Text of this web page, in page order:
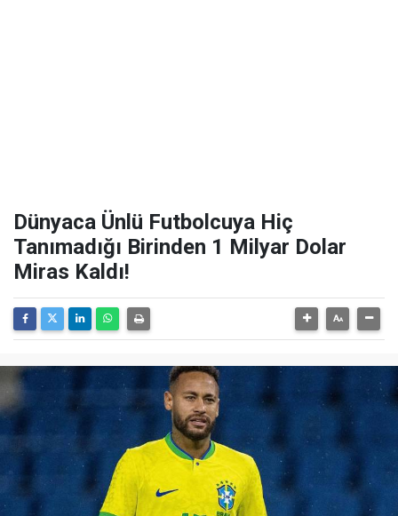
Dünyaca Ünlü Futbolcuya Hiç
Tanımadığı Birinden 1 Milyar Dolar
Miras Kaldı!